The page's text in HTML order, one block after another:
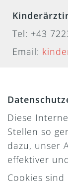
Tel: +43
Email:
Diese
Stellen so
dazu, unser
effektiver
Cookies